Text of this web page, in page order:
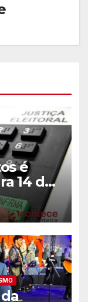
é
14 de